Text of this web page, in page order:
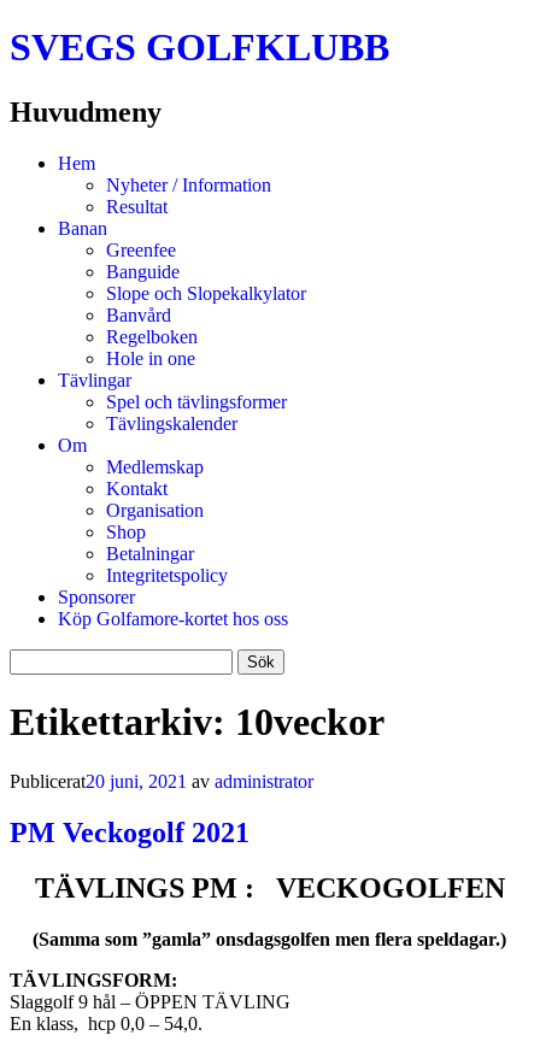
SVEGS GOLFKLUBB
Huvudmeny
HoppaHem
Nyheter / Information
Resultat
Banan
Greenfee
Banguide
Slope och Slopekalkylator
Banvård
Regelboken
Hole in one
Tävlingar
Spel och tävlingsformer
Tävlingskalender
Om
Medlemskap
Kontakt
Organisation
Shop
Betalningar
Integritetspolicy
Sponsorer
Köp Golfamore-kortet hos oss
efter:
Etikettarkiv: 10veckor
Publicerat20 juni, 2021 av administrator
PM Veckogolf 2021
TÄVLINGS PM : VECKOGOLFEN
(Samma som ”gamla” onsdagsgolfen men flera speldagar.)
TÄVLINGSFORM:
Slaggolf 9 hål – ÖPPEN TÄVLING
En klass, hcp 0,0 – 54,0.